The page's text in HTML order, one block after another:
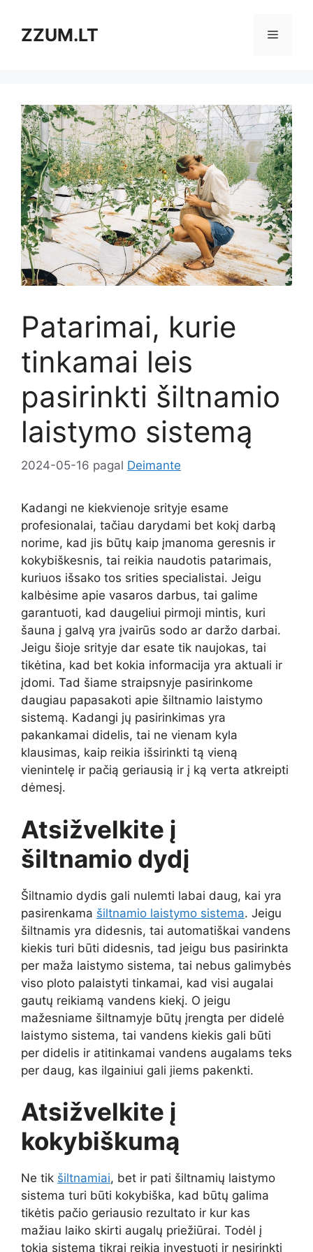
turinioZZUM.LT Meniu
Patarimai, kurie
tinkamai leis
pasirinkti šiltnamio
laistymo sistemą
2024-05-16 pagal Deimante
Kadangi ne kiekvienoje srityje esame
profesionalai, tačiau darydami bet kokį darbą
norime, kad jis būtų kaip įmanoma geresnis ir
kokybiškesnis, tai reikia naudotis patarimais,
kuriuos išsako tos srities specialistai. Jeigu
kalbėsime apie vasaros darbus, tai galime
garantuoti, kad daugeliui pirmoji mintis, kuri
šauna į galvą yra įvairūs sodo ar daržo darbai.
Jeigu šioje srityje dar esate tik naujokas, tai
tikėtina, kad bet kokia informacija yra aktuali ir
įdomi. Tad šiame straipsnyje pasirinkome
daugiau papasakoti apie šiltnamio laistymo
sistemą. Kadangi jų pasirinkimas yra
pakankamai didelis, tai ne vienam kyla
klausimas, kaip reikia išsirinkti tą vieną
vienintelę ir pačią geriausią ir į ką verta atkreipti
dėmesį.
Atsižvelkite į
šiltnamio dydį
Šiltnamio dydis gali nulemti labai daug, kai yra
pasirenkama šiltnamio laistymo sistema. Jeigu
šiltnamis yra didesnis, tai automatiškai vandens
kiekis turi būti didesnis, tad jeigu bus pasirinkta
per maža laistymo sistema, tai nebus galimybės
viso ploto palaistyti tinkamai, kad visi augalai
gautų reikiamą vandens kiekį. O jeigu
mažesniame šiltnamyje būtų įrengta per didelė
laistymo sistema, tai vandens kiekis gali būti
per didelis ir atitinkamai vandens augalams teks
per daug, kas ilgainiui gali jiems pakenkti.
Atsižvelkite į
kokybiškumą
Ne tik šiltnamiai, bet ir pati šiltnamių laistymo
sistema turi būti kokybiška, kad būtų galima
tikėtis pačio geriausio rezultato ir kur kas
mažiau laiko skirti augalų priežiūrai. Todėl į
tokią sistemą tikrai reikia investuoti ir nesirinkti